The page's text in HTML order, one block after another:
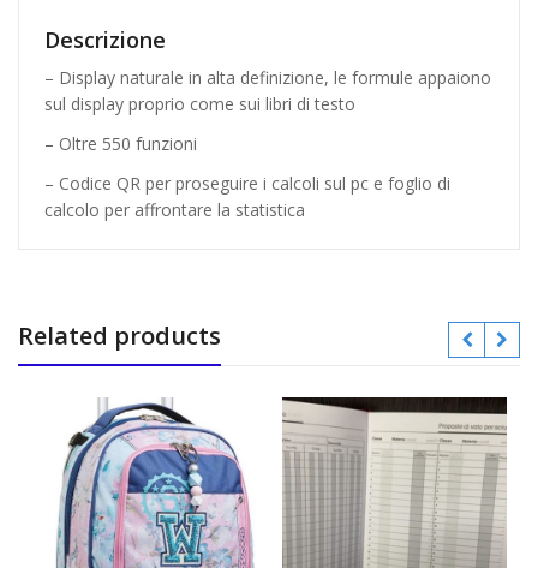
Descrizione
– Display naturale in alta definizione, le formule appaiono
sul display proprio come sui libri di testo
– Oltre 550 funzioni
– Codice QR per proseguire i calcoli sul pc e foglio di
calcolo per affrontare la statistica
Related products